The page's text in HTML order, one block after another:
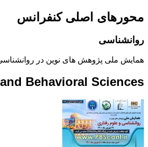
محورهای اصلی کنفرانس
روانشناسی
همایش ملی پژوهش های نوین در
Behavioral Sciences